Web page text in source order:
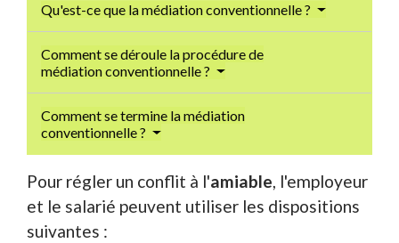
Qu'est-ce que la médiation conventionnelle ?
Comment se déroule la procédure de
médiation conventionnelle ?
Comment se termine la médiation
conventionnelle ?
Pour régler un conflit à l'amiable, l'employeur
et le salarié peuvent utiliser les dispositions
suivantes :